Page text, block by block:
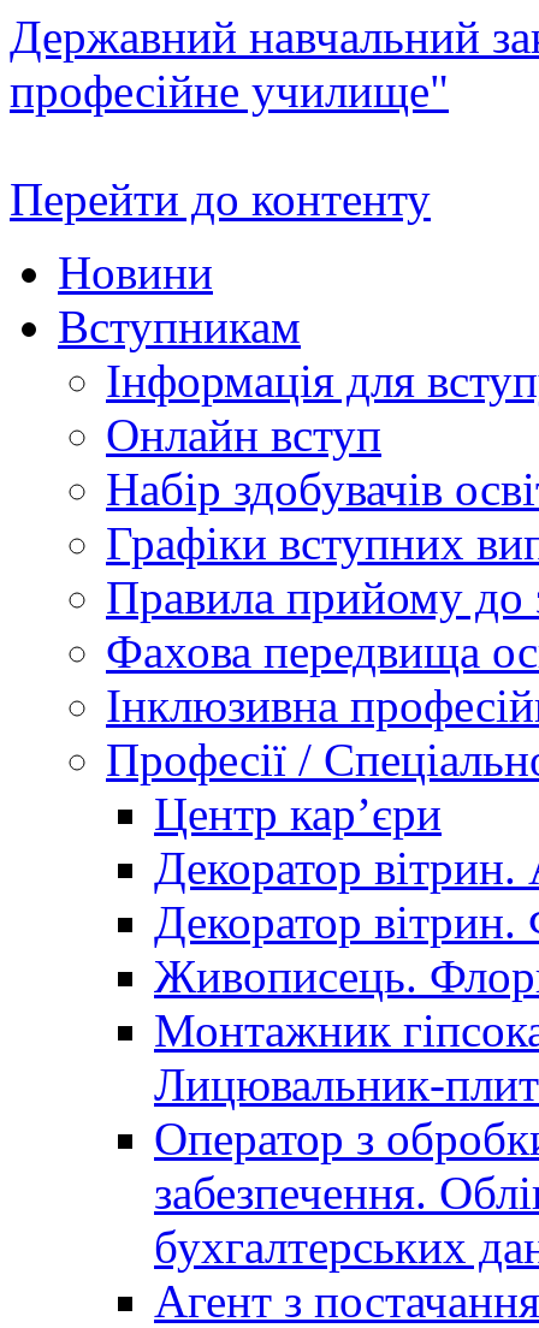
Державний навчальний
професійне училище"
Перейти до контенту
Новини
Вступникам
Інформація для
Онлайн вступ
Набір здобувачів
Графіки вступних
Правила прийому до
Фахова передвища
Інклюзивна
Професії /
Центр кар’єри
Декоратор вітрин.
Декоратор вітрин.
Живописець.
Монтажник
Лицювальник-
Оператор з
забезпечення.
бухгалтерських
Агент з